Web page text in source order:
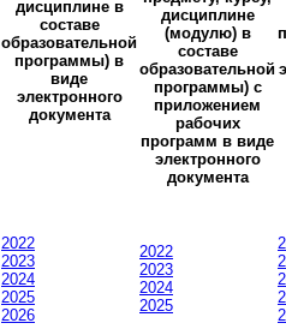
дисциплине в
составе
образовательной
программы) в
виде
электронного
документа
дисциплине
(модулю) в
составе
образовательной
программы) с
приложением
рабочих
программ в виде
электронного
документа
2022
2023
2024
2025
2026
2022
2023
2024
2025